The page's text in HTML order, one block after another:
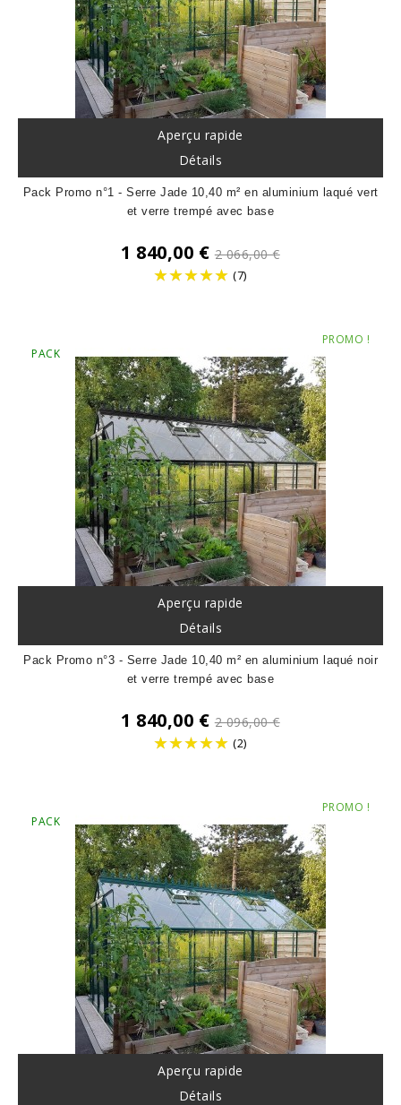
Aperçu rapide
Détails
Pack Promo n°1 - Serre Jade 10,40 m² en aluminium laqué vert
et verre trempé avec base
1 840,00 €Prix
de
2 066,00 €
(7)
PROMO !
PACK
Aperçu rapide
Détails
Pack Promo n°3 - Serre Jade 10,40 m² en aluminium laqué noir
et verre trempé avec base
1 840,00 €Prix
de
2 096,00 €
(2)
PROMO !
PACK
Aperçu rapide
Détails